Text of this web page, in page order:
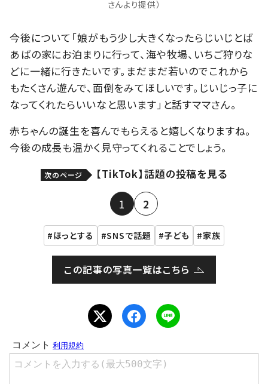
さんより提供）
今後について「娘がもう少し大きくなったらじいじとば
あばの家にお泊まりに行って、海や牧場、いちご狩りな
どに一緒に行きたいです。まだまだ若いのでこれから
もたくさん遊んで、面倒をみてほしいです。じいじっ子に
なってくれたらいいなと思います」と話すママさん。
赤ちゃんの誕生を喜んでもらえると嬉しくなりますね。
今後の成長も温かく見守ってくれることでしょう。
次のページ 【TikTok】話題の投稿を見る
1 2
ほっとする SNSで話題 子ども 家族
この記事の写真一覧はこちら